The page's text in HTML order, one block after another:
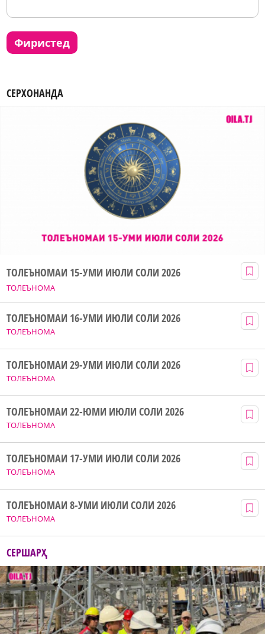
фиристед
СЕРХОНАНДА
ТОЛЕЪНОМА
ТОЛЕЪНОМАИ 15-УМИ ИЮЛИ СОЛИ 2026
ТОЛЕЪНОМА
ТОЛЕЪНОМАИ 16-УМИ ИЮЛИ СОЛИ 2026
ТОЛЕЪНОМА
ТОЛЕЪНОМАИ 29-УМИ ИЮЛИ СОЛИ 2026
ТОЛЕЪНОМА
ТОЛЕЪНОМАИ 22-ЮМИ ИЮЛИ СОЛИ 2026
ТОЛЕЪНОМА
ТОЛЕЪНОМАИ 17-УМИ ИЮЛИ СОЛИ 2026
ТОЛЕЪНОМА
ТОЛЕЪНОМАИ 8-УМИ ИЮЛИ СОЛИ 2026
СЕРШАРҲ